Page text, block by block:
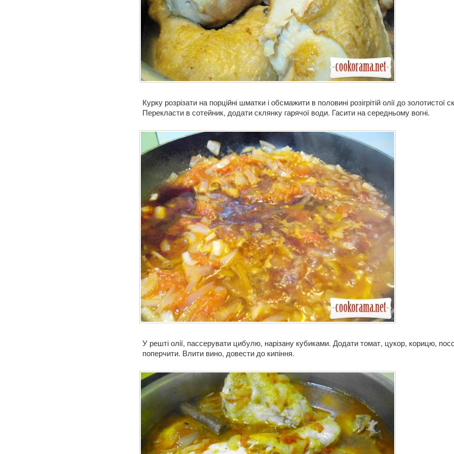
Курку розрізати на порційні шматки і обсмажити в половині розігрітій олії до золотистої
Перекласти в сотейник, додати склянку гарячої води. Гасити на середньому вогні.
У решті олії, пассерувати цибулю, нарізану кубиками. Додати томат, цукор, корицю,
поперчити. Влити вино, довести до кипіння.